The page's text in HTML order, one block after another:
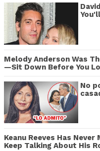
Melody Anderson Was
—Sit Down Before You
No
Keanu Reeves Has
Keep Talking About His